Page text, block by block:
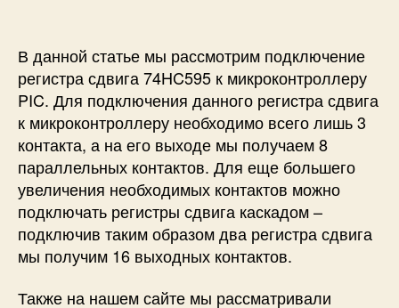
В данной статье мы рассмотрим подключение
регистра сдвига 74HC595 к микроконтроллеру
PIC. Для подключения данного регистра сдвига
к микроконтроллеру необходимо всего лишь 3
контакта, а на его выходе мы получаем 8
параллельных контактов. Для еще большего
увеличения необходимых контактов можно
подключать регистры сдвига каскадом –
подключив таким образом два регистра сдвига
мы получим 16 выходных контактов.
Также на нашем сайте мы рассматривали